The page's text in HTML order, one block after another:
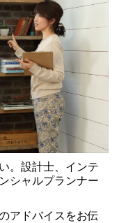
。設計士、インテ
シャルプランナー
アドバイスをお伝